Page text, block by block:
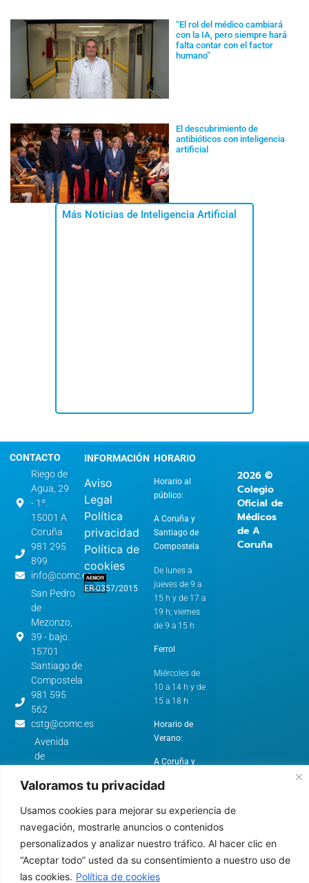
Valoramos tu privacidad
Usamos cookies para mejorar su experiencia de
navegación, mostrarle anuncios o contenidos
personalizados y analizar nuestro tráfico. Al hacer clic en
“Aceptar todo” usted da su consentimiento a nuestro uso de
las cookies. Política de cookies
“El rol del médico cambiará
con la IA, pero siempre hará
falta contar con el factor
humano”
El descubrimiento de
antibióticos con inteligencia
artificial
Más Noticias de Inteligencia Artificial
CONTACTO
Riego de
Agua, 29
- 1º.
15001 A
Coruña
981 295
899
info@comc.es
San Pedro
de
Mezonzo,
39 - bajo.
15701
Santiago de
Compostela
981 595
562
cstg@comc.es
Avenida
de
61.
Ferrol
981 322
640
cfer@comc.es
INFORMACIÓN
Aviso
Legal
Política
privacidad
Política de
cookies
ER-0357/2015
HORARIO
Horario al
público:
A Coruña y
Santiago de
Compostela
De lunes a
jueves de 9 a
15 h y de 17 a
19 h; viernes
de 9 a 15 h
Ferrol
Miércoles de
10 a 14 h y de
15 a 18 h
Horario de
Verano:
A Coruña y
Compostela
De lunes a
jueves de 9 a
15 h
Ferrol
2026 ©
Colegio
Oficial de
Médicos
de A
Coruña